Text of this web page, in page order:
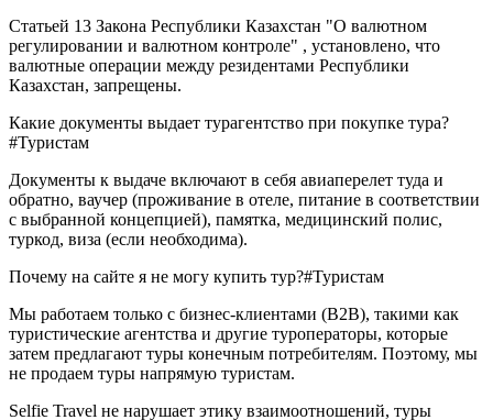
Статьей 13 Закона Республики Казахстан "О валютном
регулировании и валютном контроле" , установлено, что
валютные операции между резидентами Республики
Казахстан, запрещены.
Какие документы выдает турагентство при покупке тура?
#Туристам
Документы к выдаче включают в себя авиаперелет туда и
обратно, ваучер (проживание в отеле, питание в соответствии
с выбранной концепцией), памятка, медицинский полис,
туркод, виза (если необходима).
Почему на сайте я не могу купить тур?#Туристам
Мы работаем только с бизнес-клиентами (B2B), такими как
туристические агентства и другие туроператоры, которые
затем предлагают туры конечным потребителям. Поэтому, мы
не продаем туры напрямую туристам.
Selfie Travel не нарушает этику взаимоотношений, туры